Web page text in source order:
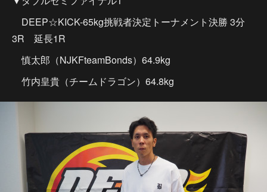
DEEP☆KICK-65kg挑戦者決定トーナメント決勝 3分
3R 延長1R
慎太郎（NJKFteamBonds）64.9kg
竹内皇貴（チームドラゴン）64.8kg